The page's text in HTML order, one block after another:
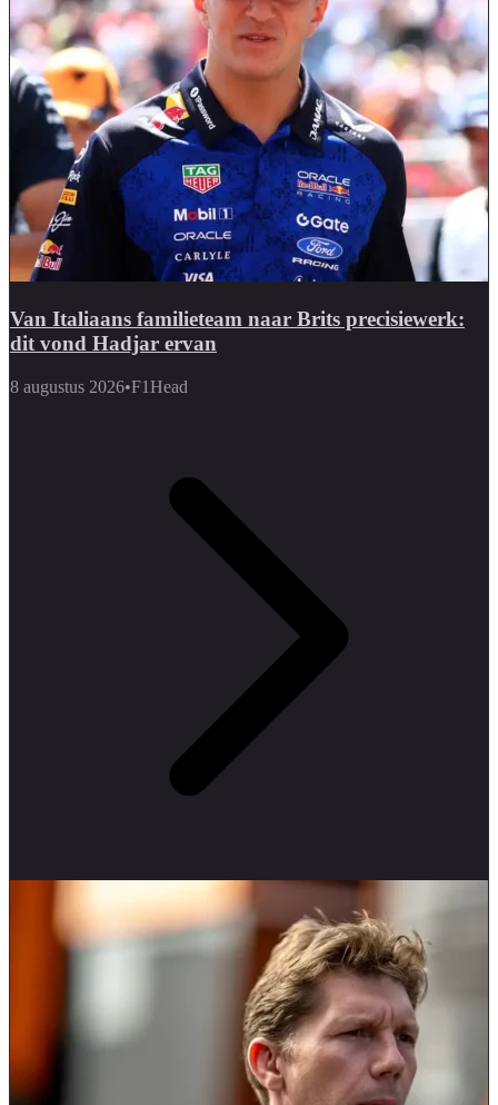
Van Italiaans familieteam naar Brits precisiewerk:
dit vond Hadjar ervan
8 augustus 2026•F1Head